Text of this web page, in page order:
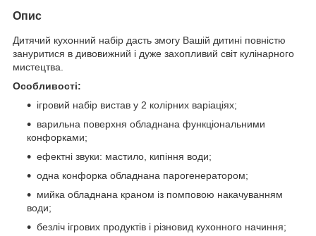
Опис
Дитячий кухонний набір дасть змогу Вашій дитині повністю
зануритися в дивовижний і дуже захопливий світ кулінарного
мистецтва.
Особливості:
ігровий набір вистав у 2 колірних варіаціях;
варильна поверхня обладнана функціональними
конфорками;
ефектні звуки: мастило, кипіння води;
одна конфорка обладнана парогенератором;
мийка обладнана краном із помповою накачуванням
води;
безліч ігрових продуктів і різновид кухонного начиння;